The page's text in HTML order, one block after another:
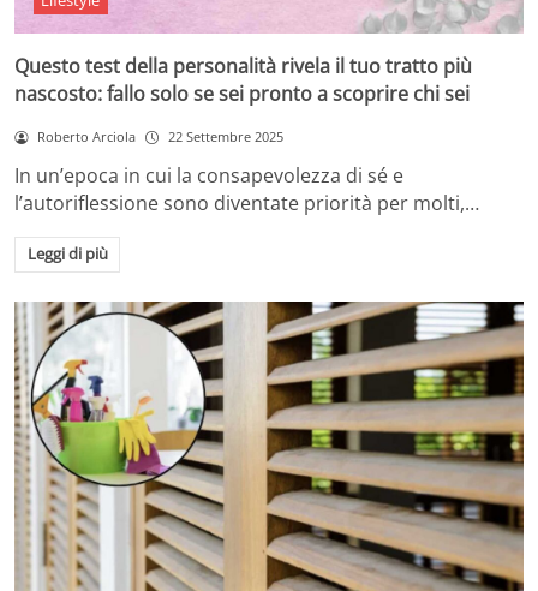
Questo test della personalità rivela il tuo tratto più
nascosto: fallo solo se sei pronto a scoprire chi sei
Roberto Arciola 22 Settembre 2025
In un’epoca in cui la consapevolezza di sé e
l’autoriflessione sono diventate priorità per molti,…
Leggi di più